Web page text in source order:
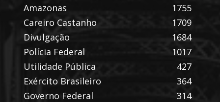
Amazonas
1755
Careiro Castanho
1709
Divulgação
1684
Polícia Federal
1017
Utilidade Pública
427
Exército Brasileiro
364
Governo Federal
314